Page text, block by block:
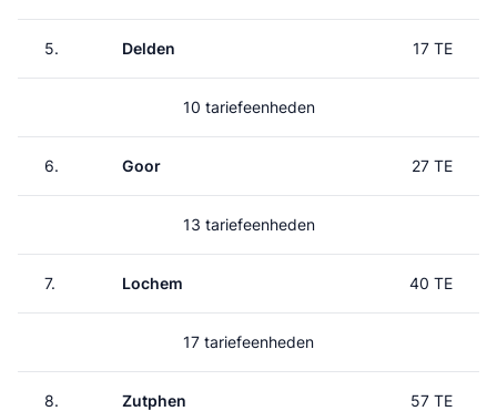
5. Delden 17 TE
10 tariefeenheden
6. Goor 27 TE
13 tariefeenheden
7. Lochem 40 TE
17 tariefeenheden
8. Zutphen 57 TE